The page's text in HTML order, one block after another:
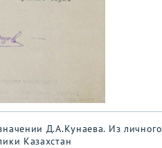
Д.А.Кунаева. Из личного
Казахстан